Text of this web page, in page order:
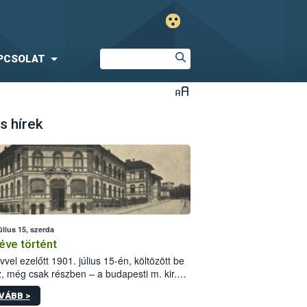
hírek
15, szerda
történt
ezelőtt 1901. július 15-én, költözött be
még csak részben – a budapesti m. kir.
állomás a Kis Rókus utca
alatti, Czigler Győző által tervezett új
>